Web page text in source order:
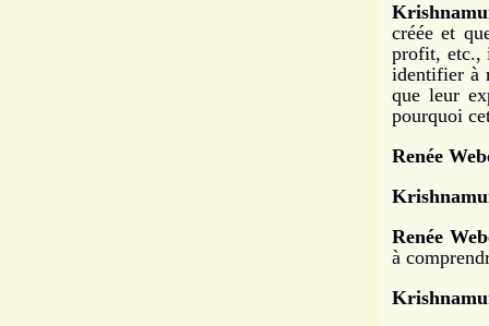
créée et
profit, etc.,
identifier à
que leur
pourquoi
Renée
Renée
à